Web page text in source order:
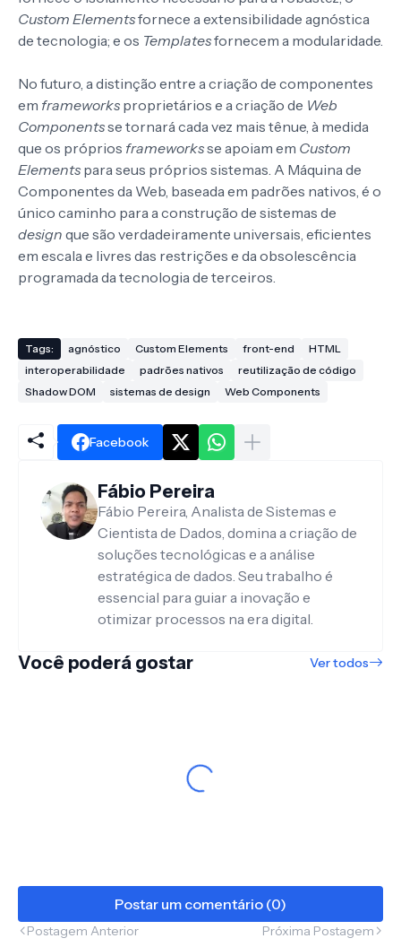
Custom Elementsfornece a extensibilidade agnóstica
de tecnologia; e os Templatesfornecem a modularidade.
No futuro, a distinção entre a criação de componentes
em frameworks proprietários e a criação de Web
Componentsse tornará cada vez mais tênue, à medida
que os próprios frameworksse apoiam em Custom
Elements para seus próprios sistemas. A Máquina de
Componentes da Web, baseada em padrões nativos, é o
único caminho para a construção de sistemas de
design que são verdadeiramente universais, eficientes
em escala e livres das restrições e da obsolescência
programada da tecnologia de terceiros.
Tags: agnóstico Custom Elements front-end
HTML
interoperabilidade
padrões nativos
reutilização de código
Shadow DOM
sistemas de design Web Components
Facebook
Fábio Pereira
Fábio Pereira, Analista de Sistemas e
Cientista de Dados, domina a criação de
soluções tecnológicas e a análise
estratégica de dados. Seu trabalho é
essencial para guiar a inovação e
otimizar processos na era digital.
Você poderá gostar Ver todos
Postar um comentário (0)
Postagem Anterior Próxima Postagem